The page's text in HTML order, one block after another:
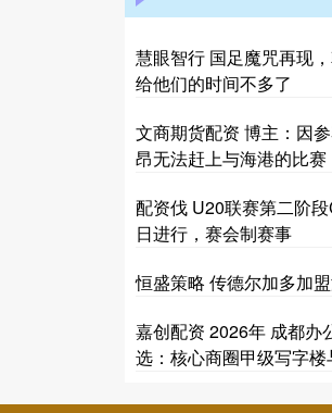
慧眼智行 国足魔咒再现
给他们的时间不多了
文商期货配资 博主：因
昂无法赶上与海港的比赛
配资伐 U20联赛第二阶
日进行，赛会制赛事
恒盛策略 传德尔加多加
嘉创配资 2026年 成都办
选：核心商圈甲级写字